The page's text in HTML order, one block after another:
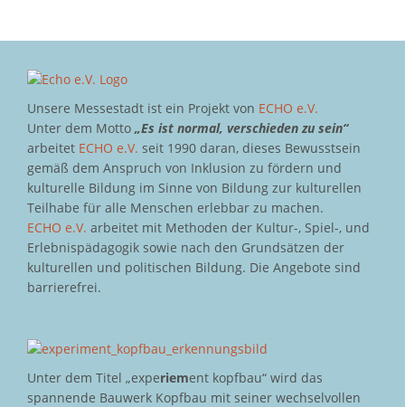
Unsere Messestadt ist ein Projekt von ECHO e.V.
Unter dem Motto „Es ist normal, verschieden zu sein“
arbeitet ECHO e.V. seit 1990 daran, dieses Bewusstsein
gemäß dem Anspruch von Inklusion zu fördern und
kulturelle Bildung im Sinne von Bildung zur kulturellen
Teilhabe für alle Menschen erlebbar zu machen.
ECHO e.V. arbeitet mit Methoden der Kultur-, Spiel-, und
Erlebnispädagogik sowie nach den Grundsätzen der
kulturellen und politischen Bildung. Die Angebote sind
barrierefrei.
Unter dem Titel „experiement kopfbau“ wird das
spannende Bauwerk Kopfbau mit seiner wechselvollen